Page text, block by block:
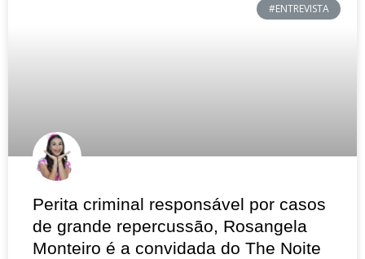
#ENTREVISTA
Perita criminal responsável por casos
de grande repercussão, Rosangela
Monteiro é a convidada do The Noite